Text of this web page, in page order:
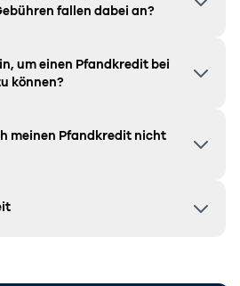
fallen dabei an?
um einen Pfandkredit bei
können?
meinen Pfandkredit nicht